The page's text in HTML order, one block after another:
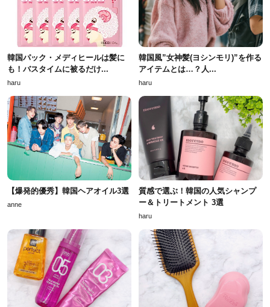
韓国パック・メディヒールは髪に
も！バスタイムに被るだけ...
haru
韓国風”女神髪(ヨシンモリ)”を作る
アイテムとは…？人...
haru
【爆発的優秀】韓国ヘアオイル3選
anne
質感で選ぶ！韓国の人気シャンプ
ー＆トリートメント 3選
haru